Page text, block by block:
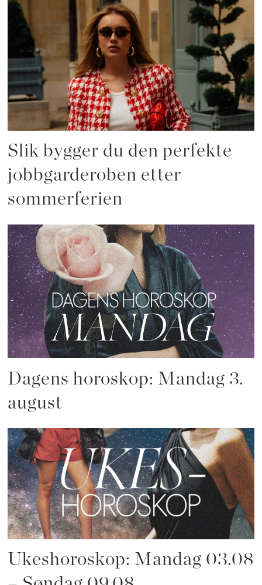
Slik bygger du den perfekte
jobbgarderoben etter
sommerferien
Dagens horoskop: Mandag 3.
august
Ukeshoroskop: Mandag 03.08